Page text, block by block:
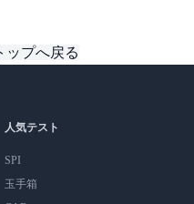
ップへ戻る
人気テスト
SPI
玉手箱